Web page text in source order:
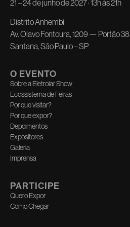
21 – 24 de junho de 2027 · 13h às 21h
Distrito Anhembi
Av. Olavo Fontoura, 1209 — Portão 38
Santana, São Paulo – SP
O EVENTO
Sobre a Eletrolar Show
Ecossistema de Feiras
Por que visitar?
Por que expor?
Depoimentos
Expositores
Galeria
Imprensa
PARTICIPE
Quero Expor
Como Chegar